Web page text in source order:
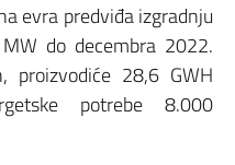
evra predviđa izgradnju
do decembra 2022.
proizvodiće 28,6 GWH
potrebe 8.000